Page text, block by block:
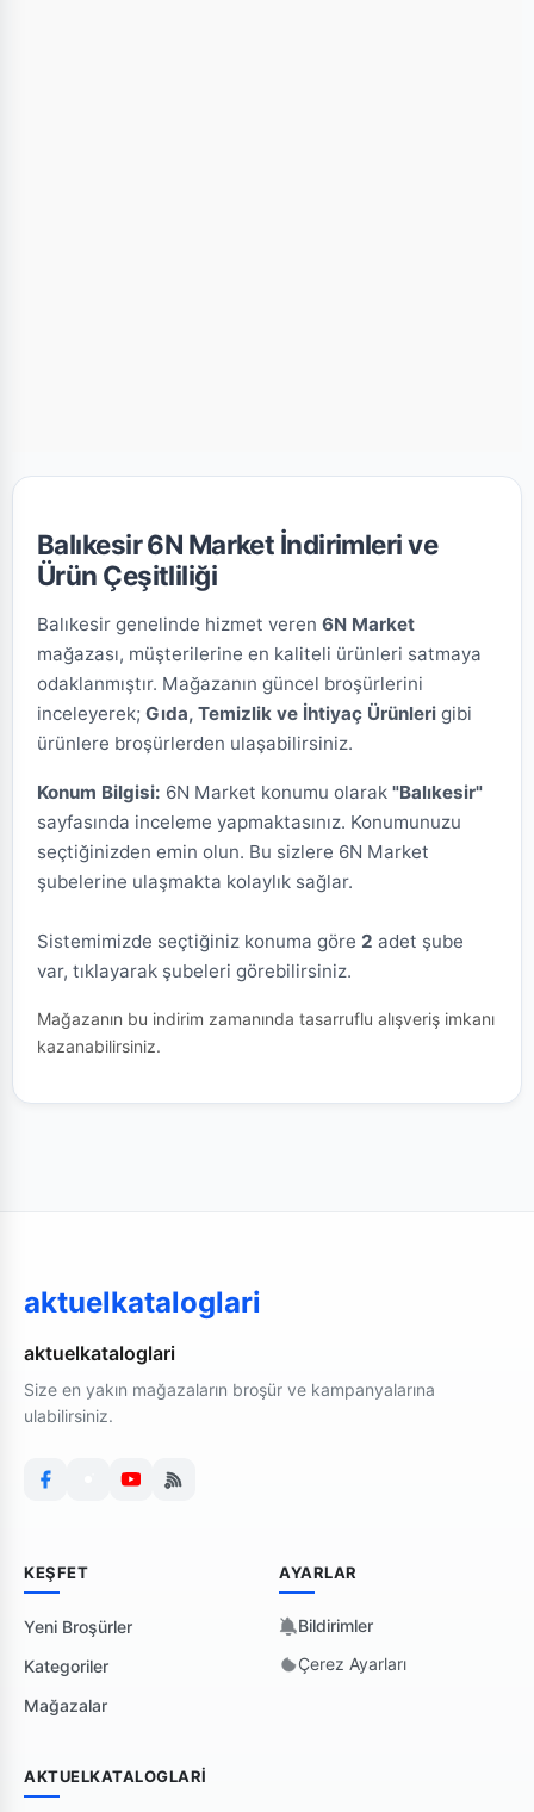
Balıkesir 6N Market İndirimleri ve
Ürün Çeşitliliği
Balıkesir genelinde hizmet veren 6N Market
mağazası, müşterilerine en kaliteli ürünleri satmaya
odaklanmıştır. Mağazanın güncel broşürlerini
inceleyerek; Gıda, Temizlik ve İhtiyaç Ürünleri gibi
ürünlere broşürlerden ulaşabilirsiniz.
Konum Bilgisi: 6N Market konumu olarak "Balıkesir"
sayfasında inceleme yapmaktasınız. Konumunuzu
seçtiğinizden emin olun. Bu sizlere 6N Market
şubelerine ulaşmakta kolaylık sağlar.
Sistemimizde seçtiğiniz konuma göre 2 adet şube
var, tıklayarak şubeleri görebilirsiniz.
Mağazanın bu indirim zamanında tasarruflu alışveriş imkanı
kazanabilirsiniz.
aktuelkataloglari
aktuelkataloglari
Size en yakın mağazaların broşür ve kampanyalarına
ulabilirsiniz.
KEŞFET
Yeni Broşürler
Kategoriler
Mağazalar
AYARLAR
Bildirimler
Çerez Ayarları
AKTUELKATALOGLARI